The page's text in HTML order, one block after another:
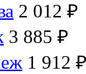
2 012 ₽
3 885 ₽
1 912